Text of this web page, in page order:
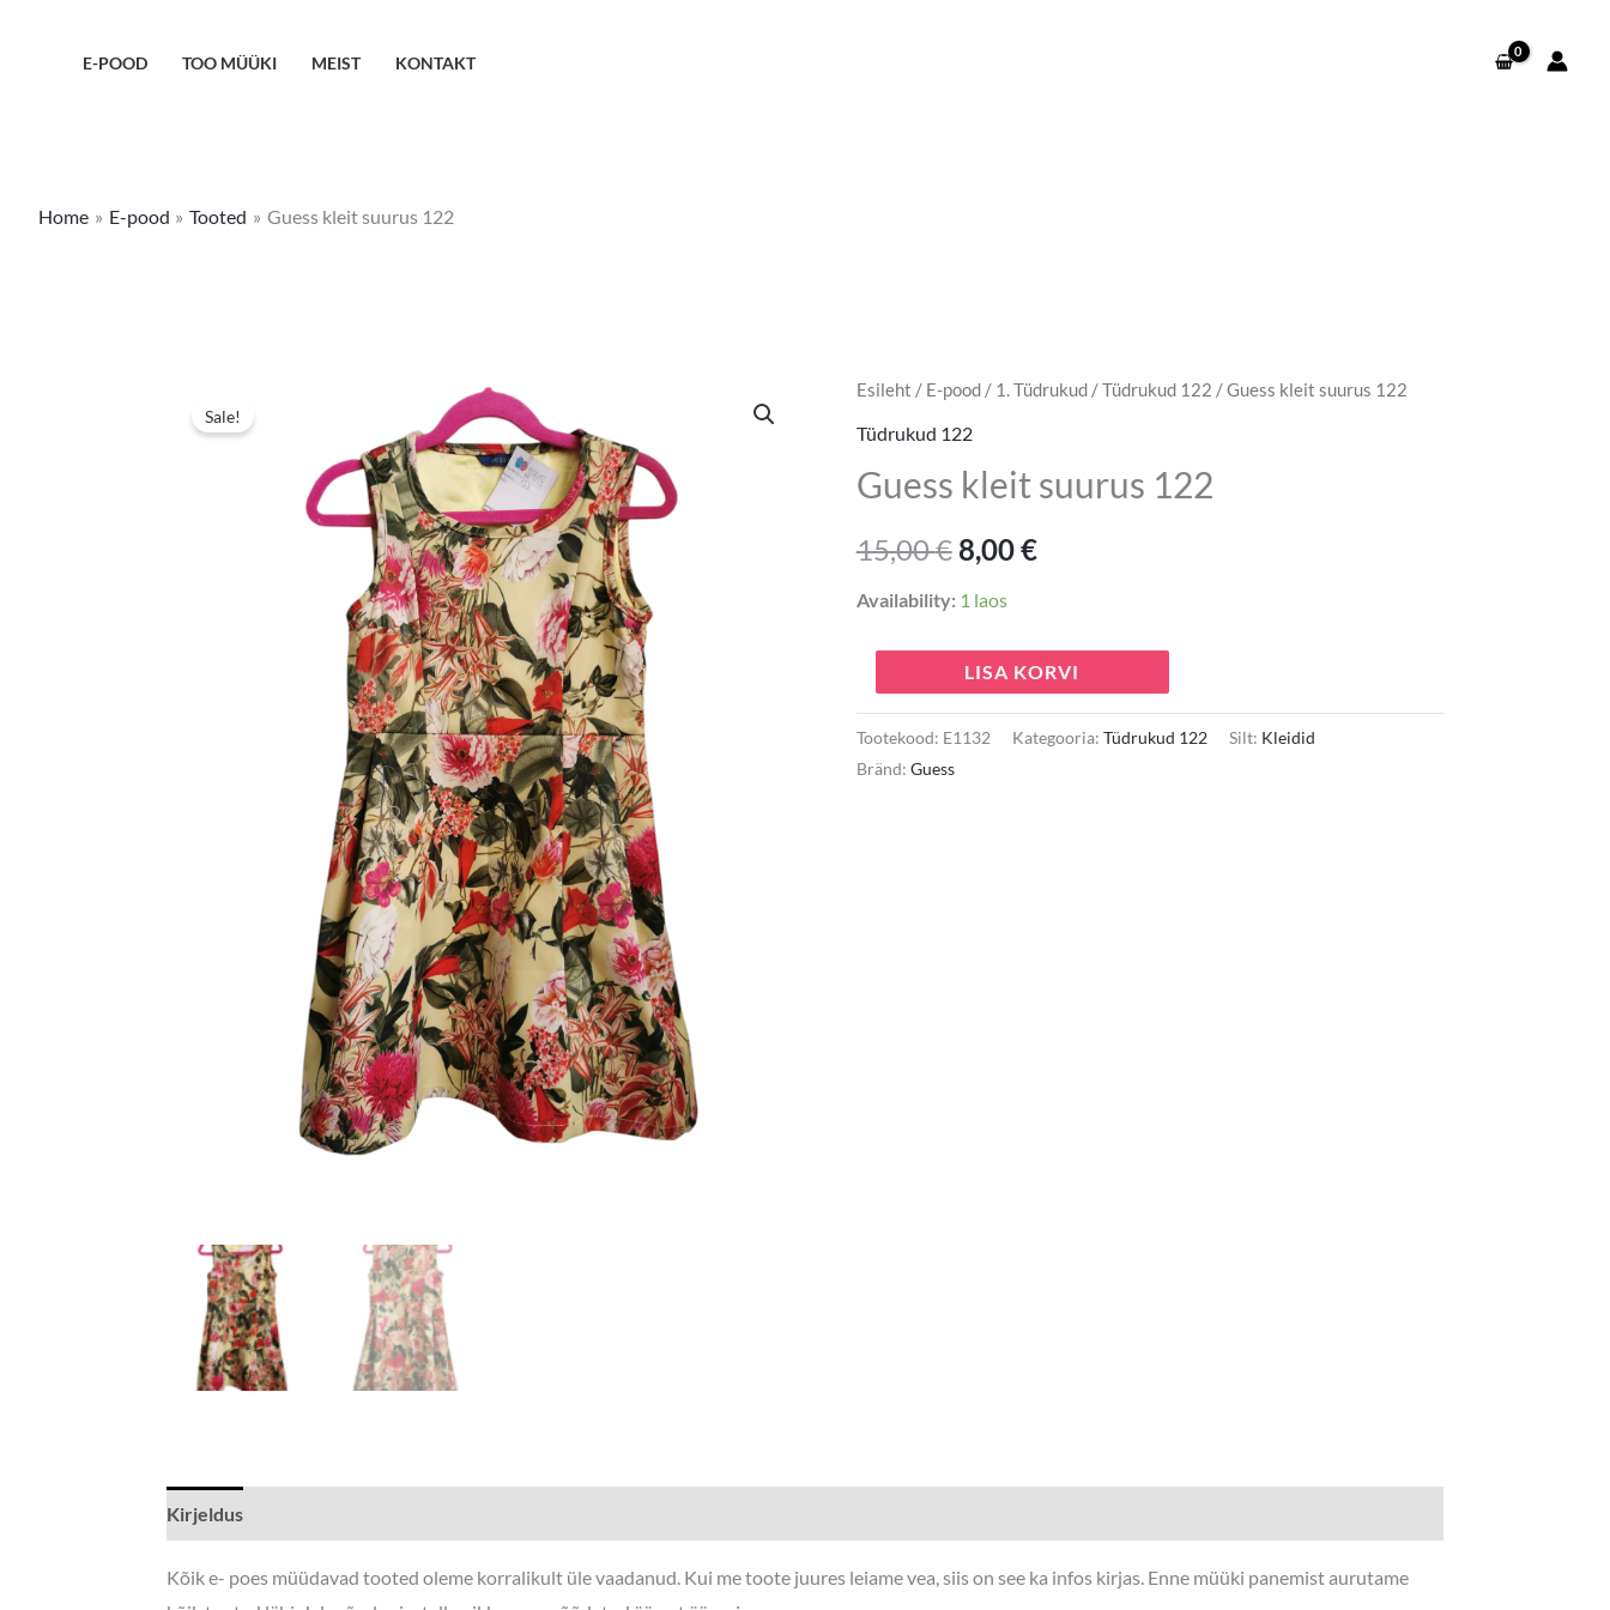
E-POOD TOO MÜÜKI MEIST KONTAKT
Home E-pood Tooted Guess kleit suurus 122
Sale!
Esileht / E-pood/ 1. Tüdrukud/Tüdrukud 122 / Guess kleit suurus 122
Tüdrukud 122
Guess kleit suurus 122
15,00€
Algne
hind
oli:
15,00 €.
8,00€
Praegune
on:
8,00 €.
Availability: 1 laos
Guess
kleit
122
LISA KORVI
Tootekood: E1132 Kategooria: Tüdrukud 122 Silt: Kleidid
Bränd: Guess
Kirjeldus
Kõik e- poes müüdavad tooted oleme korralikult üle vaadanud. Kui me toote juures leiame vea, siis on see ka infos kirjas. Enne müüki panemist aurutame